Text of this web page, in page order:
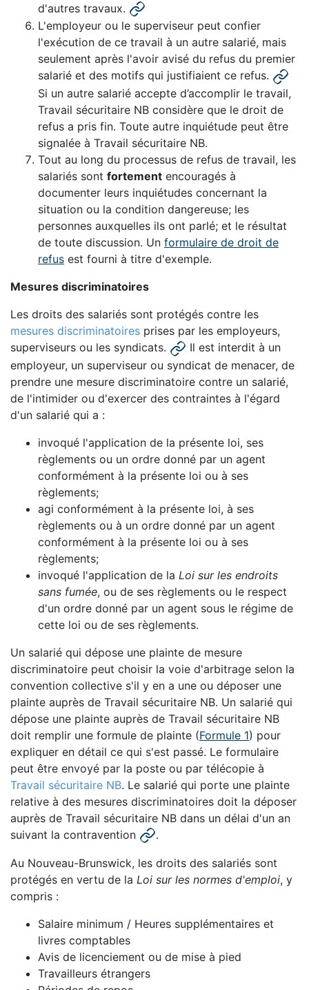
d'autres travaux.
L'employeur ou le superviseur peut confier
l'exécution de ce travail à un autre salarié, mais
seulement après l'avoir avisé du refus du premier
salarié et des motifs qui justifiaient ce refus.
Si un autre salarié accepte d’accomplir le travail,
Travail sécuritaire NB considère que le droit de
refus a pris fin. Toute autre inquiétude peut être
signalée à Travail sécuritaire NB.
Tout au long du processus de refus de travail, les
salariés sont fortement encouragés à
documenter leurs inquiétudes concernant la
situation ou la condition dangereuse; les
personnes auxquelles ils ont parlé; et le résultat
de toute discussion. Un formulaire de droit de
refus est fourni à titre d'exemple.
Mesures discriminatoires
Les droits des salariés sont protégés contre les
mesures discriminatoires prises par les employeurs,
superviseurs ou les syndicats.
Il est interdit à un
employeur, un superviseur ou syndicat de menacer, de
prendre une mesure discriminatoire contre un salarié,
de l'intimider ou d'exercer des contraintes à l'égard
d'un salarié qui a :
invoqué l'application de la présente loi, ses
règlements ou un ordre donné par un agent
conformément à la présente loi ou à ses
règlements;
agi conformément à la présente loi, à ses
règlements ou à un ordre donné par un agent
conformément à la présente loi ou à ses
règlements;
invoqué l'application de la Loi sur les endroits
sans fumée, ou de ses règlements ou le respect
d'un ordre donné par un agent sous le régime de
cette loi ou de ses règlements.
Un salarié qui dépose une plainte de mesure
discriminatoire peut choisir la voie d'arbitrage selon la
convention collective s'il y en a une ou déposer une
plainte auprès de Travail sécuritaire NB. Un salarié qui
dépose une plainte auprès de Travail sécuritaire NB
doit remplir une formule de plainte (Formule 1) pour
expliquer en détail ce qui s'est passé. Le formulaire
peut être envoyé par la poste ou par télécopie à
Travail sécuritaire NB. Le salarié qui porte une plainte
relative à des mesures discriminatoires doit la déposer
auprès de Travail sécuritaire NB dans un délai d'un an
suivant la contravention
.
Au Nouveau-Brunswick, les droits des salariés sont
protégés en vertu de la Loi sur les normes d'emploi, y
compris :
Salaire minimum / Heures supplémentaires et
livres comptables
Avis de licenciement ou de mise à pied
Travailleurs étrangers